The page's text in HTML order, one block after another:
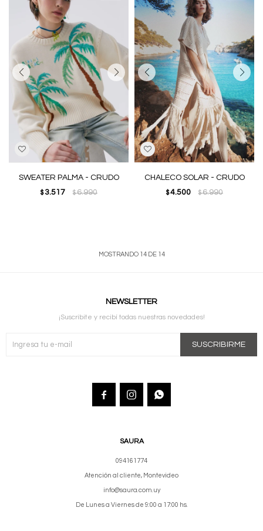
SWEATER PALMA - CRUDO
$ 3.517 $6.990
CHALECO SOLAR - CRUDO
$ 4.500 $6.990
MOSTRANDO 14DE 14
SAURA
094161774
Atención al cliente, Montevideo
info@saura.com.uy
De Lunes a Viernes de 9:00 a 17:00 hs.
NEWSLETTER
¡Suscribite y recibí todas nuestras novedades!
SUSCRIBIRME
  